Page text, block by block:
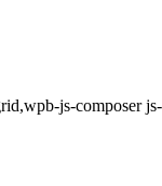
js-composer